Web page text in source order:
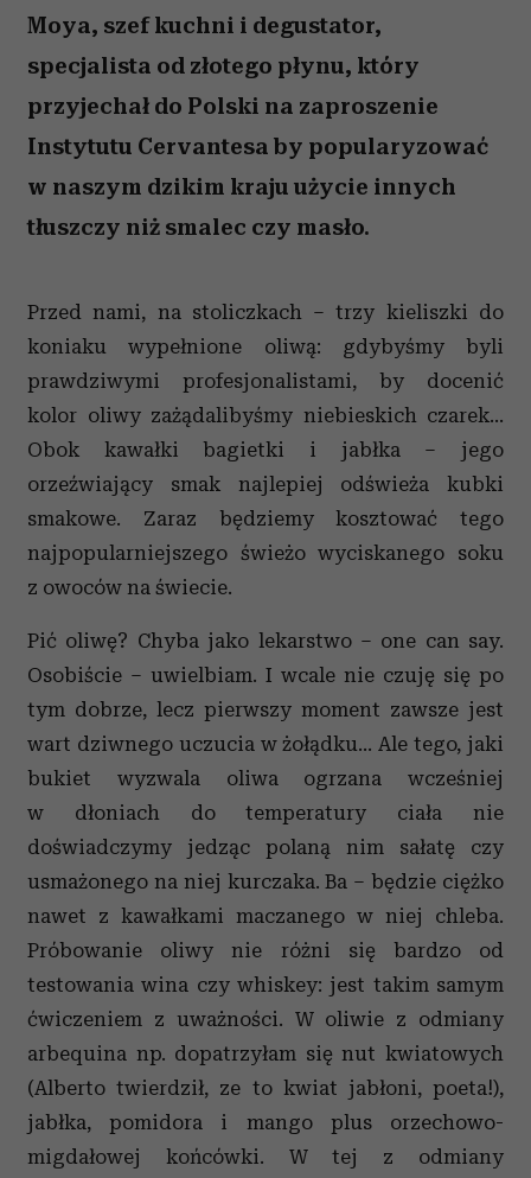
Moya, szef kuchni i degustator,
specjalista od złotego płynu, który
przyjechał do Polski na zaproszenie
Instytutu Cervantesa by popularyzować
w naszym dzikim kraju użycie innych
tłuszczy niż smalec czy masło.
Przed nami, na stoliczkach – trzy kieliszki do
koniaku wypełnione oliwą: gdybyśmy byli
prawdziwymi profesjonalistami, by docenić
kolor oliwy zażądalibyśmy niebieskich czarek...
Obok kawałki bagietki i jabłka – jego
orzeźwiający smak najlepiej odświeża kubki
smakowe. Zaraz będziemy kosztować tego
najpopularniejszego świeżo wyciskanego soku
z owoców na świecie.
Pić oliwę? Chyba jako lekarstwo – one can say.
Osobiście – uwielbiam. I wcale nie czuję się po
tym dobrze, lecz pierwszy moment zawsze jest
wart dziwnego uczucia w żołądku... Ale tego, jaki
bukiet wyzwala oliwa ogrzana wcześniej
w dłoniach do temperatury ciała nie
doświadczymy jedząc polaną nim sałatę czy
usmażonego na niej kurczaka. Ba – będzie ciężko
nawet z kawałkami maczanego w niej chleba.
Próbowanie oliwy nie różni się bardzo od
testowania wina czy whiskey: jest takim samym
ćwiczeniem z uważności. W oliwie z odmiany
arbequina np. dopatrzyłam się nut kwiatowych
(Alberto twierdził, ze to kwiat jabłoni, poeta!),
jabłka, pomidora i mango plus orzechowo-
migdałowej końcówki. W tej z odmiany